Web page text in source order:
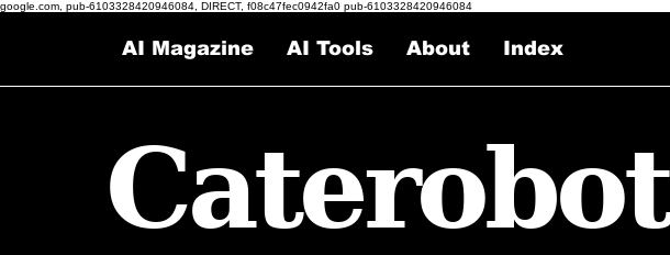
google.com, pub-6103328420946084, DIRECT, f08c47fec0942fa0 pub-6103328420946084
AI Magazine AI Tools About Index
Caterobot